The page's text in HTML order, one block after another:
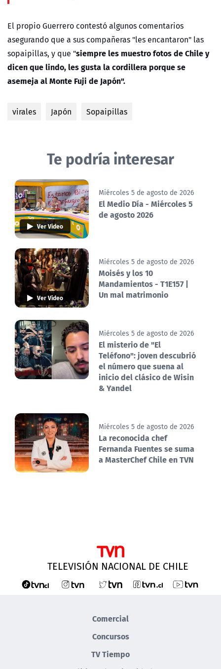
El propio Guerrero contestó algunos comentarios
asegurando que a sus compañeras "les encantaron" las
sopaipillas, y que "siempre les muestro fotos de Chile y
dicen que lindo, les gusta la cordillera porque se
asemeja al Monte Fuji de Japón".
virales Japón Sopaipillas
Te podría interesar
Ver Video
Miércoles 5 de agosto de 2026
El Medio Día - Miércoles 5
de agosto 2026
Ver Video
Miércoles 5 de agosto de 2026
Moisés y los 10
Mandamientos - T1E157 |
Un mal matrimonio
Miércoles 5 de agosto de 2026
El misterio de "El
Teléfono": joven descubrió
el número que suena al
inicio del clásico de Wisin
& Yandel
Miércoles 5 de agosto de 2026
La reconocida chef
Fernanda Fuentes se suma
a MasterChef Chile en TVN
TELEVISIÓN NACIONAL DE CHILE
Comercial
Concursos
TV Tiempo